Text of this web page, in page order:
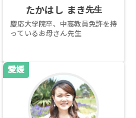
たかはし まき先生
慶応大学院卒、中高教員免許を持
っているお母さん先生
愛媛